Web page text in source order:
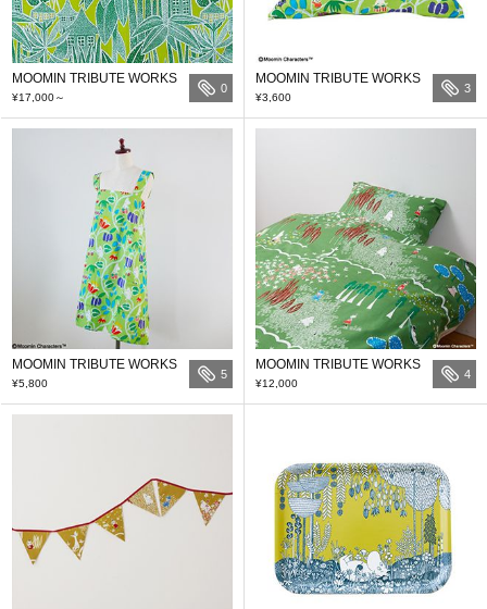
MOOMIN TRIBUTE WORKS
¥17,000～
0
MOOMIN TRIBUTE WORKS
¥3,600
3
MOOMIN TRIBUTE WORKS
¥5,800
5
MOOMIN TRIBUTE WORKS
¥12,000
4